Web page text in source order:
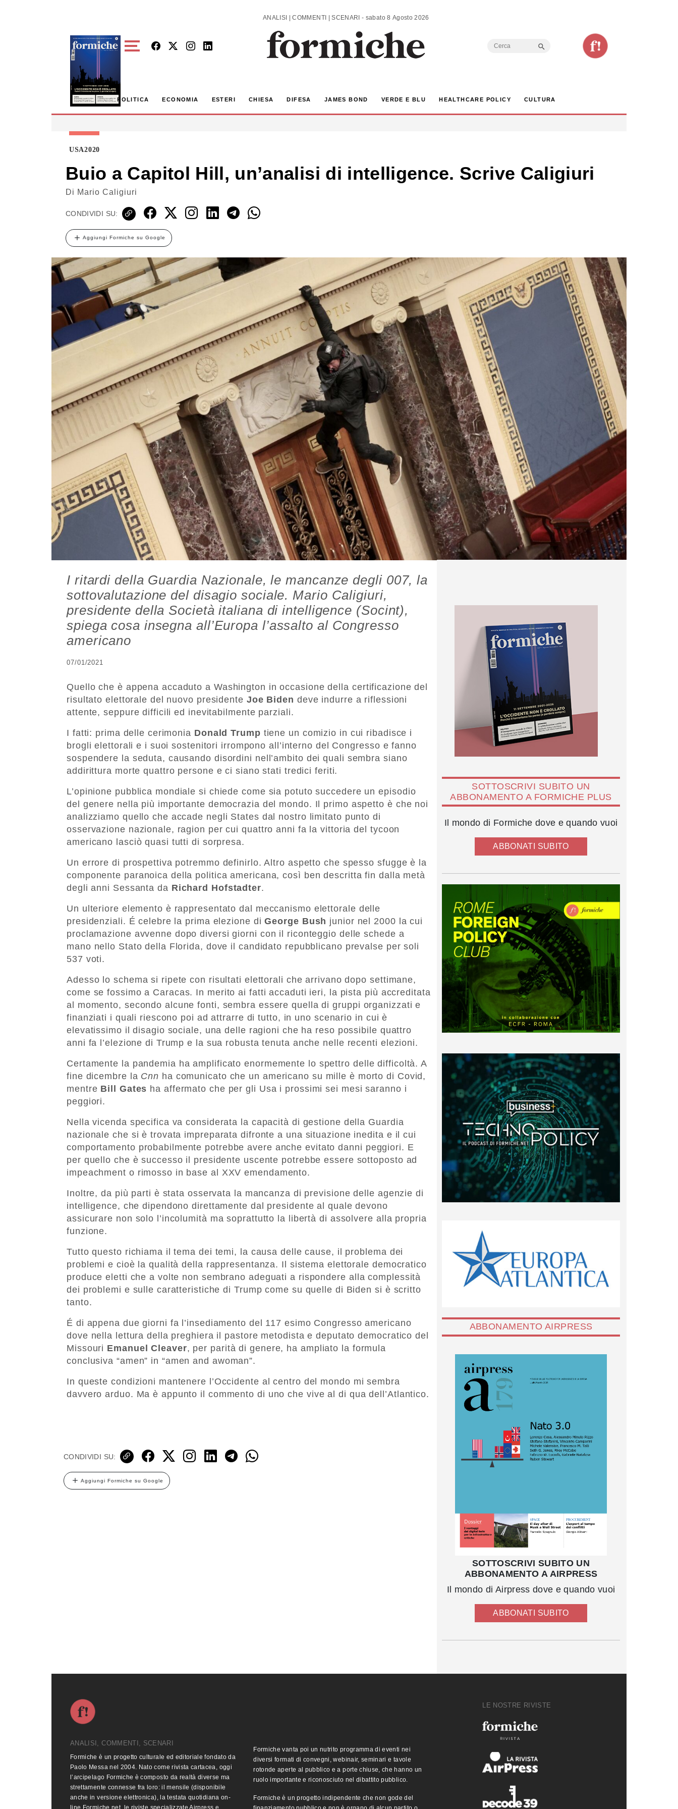
ANALISI | COMMENTI | SCENARI - sabato 8 Agosto 2026
Search
POLITICA ECONOMIA ESTERI CHIESA DIFESA JAMES BOND VERDE E BLU HEALTHCARE POLICY CULTURA
USA2020
Buio a Capitol Hill, un’analisi di intelligence. Scrive Caligiuri
Di Mario Caligiuri
CONDIVIDI SU:
Aggiungi Formiche su Google
I ritardi della Guardia Nazionale, le mancanze degli 007, la
sottovalutazione del disagio sociale. Mario Caligiuri,
presidente della Società italiana di intelligence (Socint),
spiega cosa insegna all’Europa l’assalto al Congresso
americano
07/01/2021
Quello che è appena accaduto a Washington in occasione della certificazione del
risultato elettorale del nuovo presidente Joe Biden deve indurre a riflessioni
attente, seppure difficili ed inevitabilmente parziali.
I fatti: prima delle cerimonia Donald Trump tiene un comizio in cui ribadisce i
brogli elettorali e i suoi sostenitori irrompono all’interno del Congresso e fanno
sospendere la seduta, causando disordini nell’ambito dei quali sembra siano
addirittura morte quattro persone e ci siano stati tredici feriti.
L’opinione pubblica mondiale si chiede come sia potuto succedere un episodio
del genere nella più importante democrazia del mondo. Il primo aspetto è che noi
analizziamo quello che accade negli States dal nostro limitato punto di
osservazione nazionale, ragion per cui quattro anni fa la vittoria del tycoon
americano lasciò quasi tutti di sorpresa.
Un errore di prospettiva potremmo definirlo. Altro aspetto che spesso sfugge è la
componente paranoica della politica americana, così ben descritta fin dalla metà
degli anni Sessanta da Richard Hofstadter.
Un ulteriore elemento è rappresentato dal meccanismo elettorale delle
presidenziali. É celebre la prima elezione diGeorge Bush junior nel 2000 la cui
proclamazione avvenne dopo diversi giorni con il riconteggio delle schede a
mano nello Stato della Florida, dove il candidato repubblicano prevalse per soli
537 voti.
Adesso lo schema si ripete con risultati elettorali che arrivano dopo settimane,
come se fossimo a Caracas. In merito ai fatti accaduti ieri, la pista più accreditata
al momento, secondo alcune fonti, sembra essere quella di gruppi organizzati e
finanziati i quali riescono poi ad attrarre di tutto, in uno scenario in cui è
elevatissimo il disagio sociale, una delle ragioni che ha reso possibile quattro
anni fa l’elezione di Trump e la sua robusta tenuta anche nelle recenti elezioni.
Certamente la pandemia ha amplificato enormemente lo spettro delle difficoltà. A
fine dicembre la Cnn ha comunicato che un americano su mille è morto di Covid,
mentre Bill Gates ha affermato che per gli Usa i prossimi sei mesi saranno i
peggiori.
Nella vicenda specifica va considerata la capacità di gestione della Guardia
nazionale che si è trovata impreparata difronte a una situazione inedita e il cui
comportamento probabilmente potrebbe avere anche evitato danni peggiori. E
per quello che è successo il presidente uscente potrebbe essere sottoposto ad
impeachment o rimosso in base al XXV emendamento.
Inoltre, da più parti è stata osservata la mancanza di previsione delle agenzie di
intelligence, che dipendono direttamente dal presidente al quale devono
assicurare non solo l’incolumità ma soprattutto la libertà di assolvere alla propria
funzione.
Tutto questo richiama il tema dei temi, la causa delle cause, il problema dei
problemi e cioè la qualità della rappresentanza. Il sistema elettorale democratico
produce eletti che a volte non sembrano adeguati a rispondere alla complessità
dei problemi e sulle caratteristiche di Trump come su quelle di Biden si è scritto
tanto.
É di appena due giorni fa l’insediamento del 117 esimo Congresso americano
dove nella lettura della preghiera il pastore metodista e deputato democratico del
Missouri Emanuel Cleaver, per parità di genere, ha ampliato la formula
conclusiva “amen” in “amen and awoman”.
In queste condizioni mantenere l’Occidente al centro del mondo mi sembra
davvero arduo. Ma è appunto il commento di uno che vive al di qua dell’Atlantico.
CONDIVIDI SU:
Aggiungi Formiche su Google
SOTTOSCRIVI SUBITO UN
ABBONAMENTO A FORMICHE PLUS
Il mondo di Formiche dove e quando vuoi
ABBONATI SUBITO
ABBONAMENTO AIRPRESS
SOTTOSCRIVI SUBITO UN
ABBONAMENTO A AIRPRESS
Il mondo di Airpress dove e quando vuoi
ABBONATI SUBITO
ANALISI, COMMENTI, SCENARI
Formiche è un progetto culturale ed editoriale fondato da
Paolo Messa nel 2004. Nato come rivista cartacea, oggi
l’arcipelago Formiche è composto da realtà diverse ma
strettamente connesse fra loro: il mensile (disponibile
anche in versione elettronica), la testata quotidiana on-
line Formiche.net, le riviste specializzate Airpress e
Formiche vanta poi un nutrito programma di eventi nei
diversi formati di convegni, webinair, seminari e tavole
rotonde aperte al pubblico e a porte chiuse, che hanno un
ruolo importante e riconosciuto nel dibattito pubblico.
Formiche è un progetto indipendente che non gode del
LE NOSTRE RIVISTE